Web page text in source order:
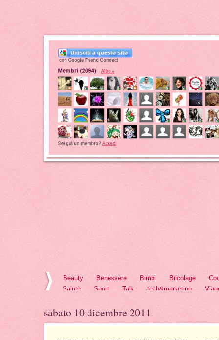
Beauty Benessere Bimbi Bricolage
Salute
Sport Talk tech&marketing
sabato 10 dicembre 2011